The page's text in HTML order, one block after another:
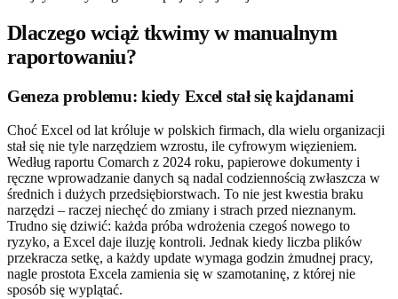
Dlaczego wciąż tkwimy w manualnym
raportowaniu?
Geneza problemu: kiedy Excel stał się kajdanami
Choć Excel od lat króluje w polskich firmach, dla wielu organizacji
stał się nie tyle narzędziem wzrostu, ile cyfrowym więzieniem.
Według raportu Comarch z 2024 roku, papierowe dokumenty i
ręczne wprowadzanie danych są nadal codziennością zwłaszcza w
średnich i dużych przedsiębiorstwach. To nie jest kwestia braku
narzędzi – raczej niechęć do zmiany i strach przed nieznanym.
Trudno się dziwić: każda próba wdrożenia czegoś nowego to
ryzyko, a Excel daje iluzję kontroli. Jednak kiedy liczba plików
przekracza setkę, a każdy update wymaga godzin żmudnej pracy,
nagle prostota Excela zamienia się w szamotaninę, z której nie
sposób się wyplątać.